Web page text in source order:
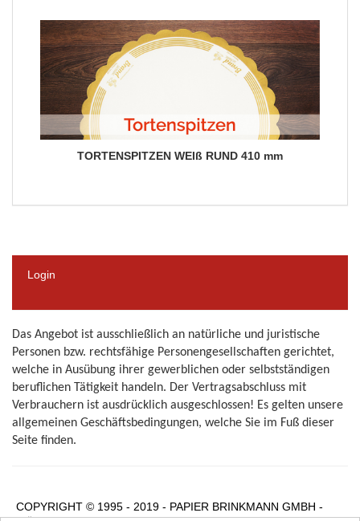
TORTENSPITZEN WEIß RUND 410 mm
Login
Das Angebot ist ausschließlich an natürliche und juristische
Personen bzw. rechtsfähige Personengesellschaften gerichtet,
welche in Ausübung ihrer gewerblichen oder selbstständigen
beruflichen Tätigkeit handeln. Der Vertragsabschluss mit
Verbrauchern ist ausdrücklich ausgeschlossen! Es gelten unsere
allgemeinen Geschäftsbedingungen, welche Sie im Fuß dieser
Seite finden.
COPYRIGHT © 1995 - 2019 - PAPIER BRINKMANN GMBH -